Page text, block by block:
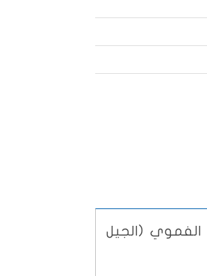
الفموي (الجيل